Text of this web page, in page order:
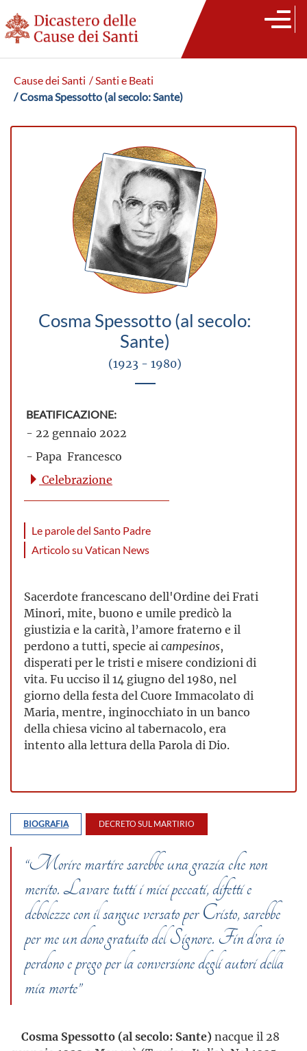
Cause dei Santi / Santi e Beati
/ Cosma Spessotto (al secolo: Sante)
Cosma Spessotto (al secolo:
Sante)
(1923 - 1980)
BEATIFICAZIONE:
- 22 gennaio 2022
- Papa Francesco
Celebrazione
Le parole del Santo Padre
Articolo su Vatican News
Sacerdote francescano dell'Ordine dei Frati
Minori, mite, buono e umile predicò la
giustizia e la carità, l’amore fraterno e il
perdono a tutti, specie ai campesinos,
disperati per le tristi e misere condizioni di
vita. Fu ucciso il 14 giugno del 1980, nel
giorno della festa del Cuore Immacolato di
Maria, mentre, inginocchiato in un banco
della chiesa vicino al tabernacolo, era
intento alla lettura della Parola di Dio.
BIOGRAFIA DECRETO SUL MARTIRIO
“Morire martire sarebbe una grazia che non
merito. Lavare tutti i miei peccati, difetti e
debolezze con il sangue versato per Cristo, sarebbe
per me un dono gratuito del Signore. Fin d’ora io
perdono e prego per la conversione degli autori della
mia morte”
Cosma Spessotto (al secolo: Sante) nacque il 28